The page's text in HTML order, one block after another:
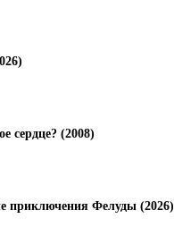
сердце? (2008)
приключения Фелуды (2026)